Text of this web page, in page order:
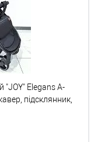
протягом 2-5 днів
з переобліком
"JOY" Elegans A-
підсклянник,